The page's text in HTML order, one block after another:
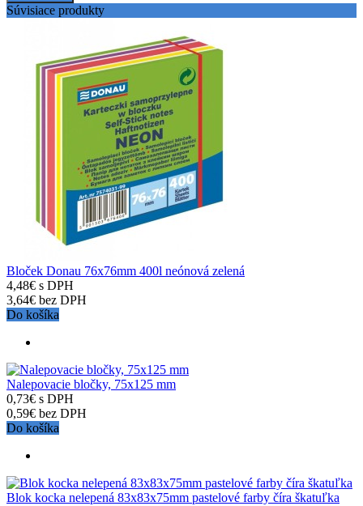
Súvisiace produkty
Bloček Donau 76x76mm 400l neónová zelená
4,48€ s DPH
3,64€ bez DPH
Do košíka
Nalepovacie bločky, 75x125 mm
0,73€ s DPH
0,59€ bez DPH
Do košíka
Blok kocka nelepená 83x83x75mm pastelové farby číra škatuľka